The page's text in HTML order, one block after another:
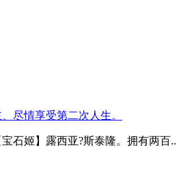
尽情享受第二次人生。
石姬】露西亚?斯泰隆。拥有两百